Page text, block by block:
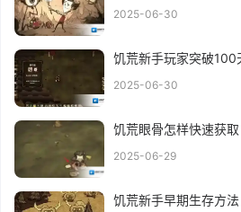
2025-06-30
饥荒新手玩家突破100
2025-06-30
饥荒眼骨怎样快速获取
2025-06-29
饥荒新手早期生存方法